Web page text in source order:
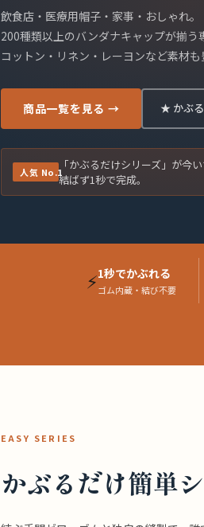
飲食店・医療用帽子・家事・おしゃれ。
200種類以上のバンダナキャップが揃う
コットン・リネン・レーヨンなど素材も
商品一覧を見る → ★ かぶ
人気 No.1「かぶるだけシリーズ」が今い
結ばず1秒で完成。
⚡1秒でかぶれる
ゴム内蔵・結び不要
EASY SERIES
かぶるだけ簡単